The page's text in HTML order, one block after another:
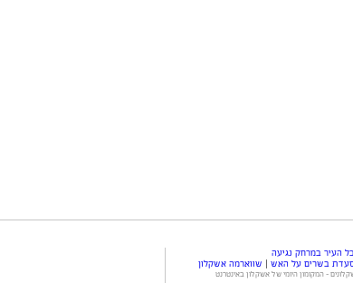
העיר במרחק נגיעה
בשרים על האש | שווארמה אשקלון
- המקומון היומי של אשקלון באינטרנט